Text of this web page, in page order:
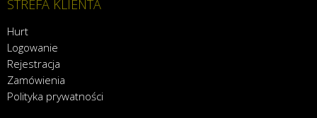
STREFA KLIENTA
Hurt
Logowanie
Rejestracja
Zamówienia
Polityka prywatności